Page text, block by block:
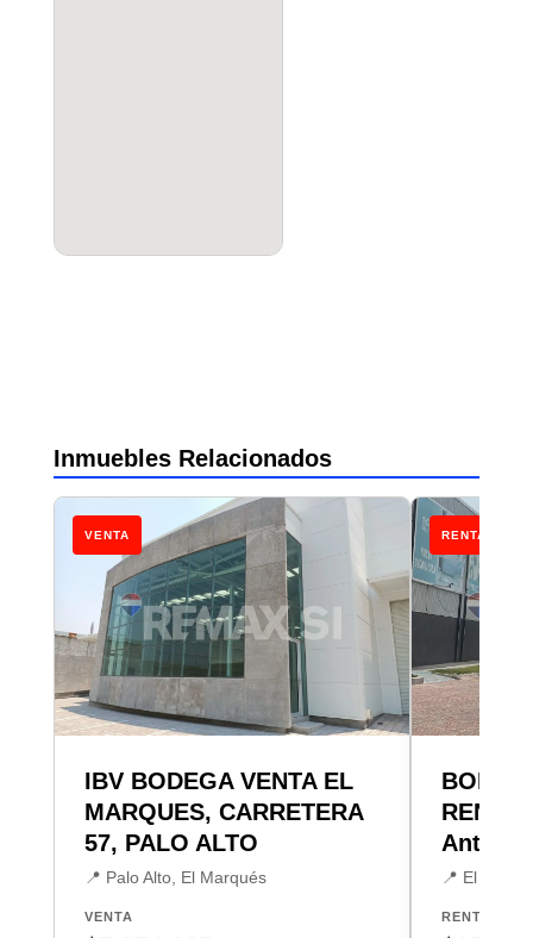
Inmuebles Relacionados
VENTA
IBV BODEGA VENTA EL
MARQUES, CARRETERA
57, PALO ALTO
📍 Palo Alto, El Marqués
VENTA
RENTA
Antea
📍 El
RENTA